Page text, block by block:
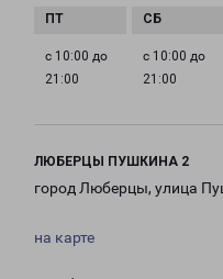
с 10:00 до
21:00
с 10:00 до
21:00
ЛЮБЕРЦЫ ПУШКИНА 2
город Люберцы, улица
на карте